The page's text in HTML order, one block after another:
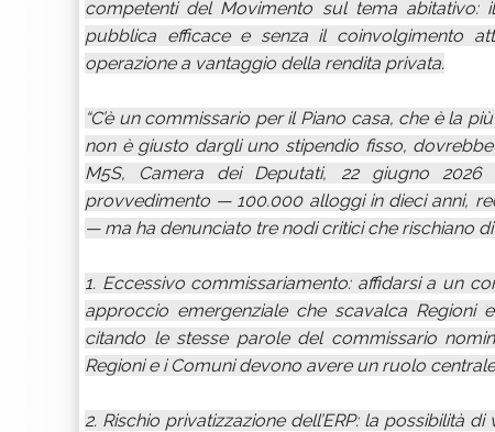
competenti del Movimento sul tema
pubblica efficace e senza il coinvolgimento
operazione a vantaggio della rendita privata.
“C’è un commissario per il Piano casa, che è la
non è giusto dargli uno stipendio fisso,
M5S, Camera dei Deputati, 22 giugno
provvedimento — 100.000 alloggi in dieci anni,
— ma ha denunciato tre nodi critici che rischiano di
1. Eccessivo commissariamento: affidarsi a un
approccio emergenziale che scavalca Regioni
citando le stesse parole del commissario
Regioni e i Comuni devono avere un ruolo
2. Rischio privatizzazione dell’ERP: la possibilità